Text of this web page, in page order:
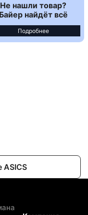
Не нашли товар?
Байер найдёт всё
Подробнее
ASICS